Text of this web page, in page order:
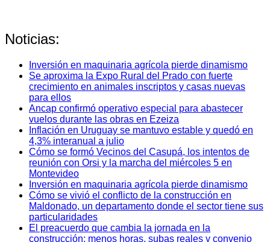
Noticias:
Inversión en maquinaria agrícola pierde dinamismo
Se aproxima la Expo Rural del Prado con fuerte
crecimiento en animales inscriptos y casas nuevas
para ellos
Ancap confirmó operativo especial para abastecer
vuelos durante las obras en Ezeiza
Inflación en Uruguay se mantuvo estable y quedó en
4,3% interanual a julio
Cómo se formó Vecinos del Casupá, los intentos de
reunión con Orsi y la marcha del miércoles 5 en
Montevideo
Inversión en maquinaria agrícola pierde dinamismo
Cómo se vivió el conflicto de la construcción en
Maldonado, un departamento donde el sector tiene sus
particularidades
El preacuerdo que cambia la jornada en la
construcción: menos horas, subas reales y convenio